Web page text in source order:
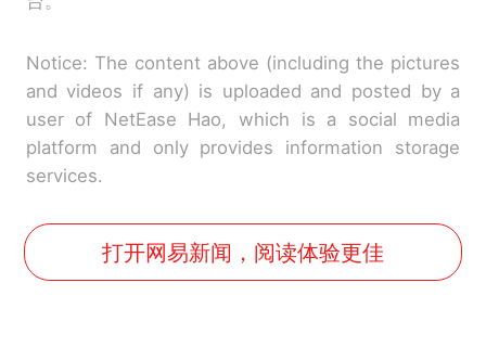
Notice: The content above (including the pictures
and videos if any) is uploaded and posted by a
user of NetEase Hao, which is a social media
platform and only provides information storage
services.
打开网易新闻，阅读体验更佳